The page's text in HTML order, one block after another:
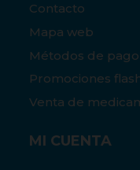
Contacto
Mapa web
Métodos de pago
Promociones
Venta de
MI CUENTA